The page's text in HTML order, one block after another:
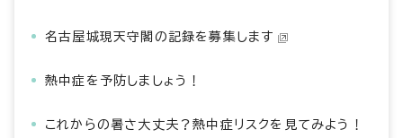
名古屋城現天守閣の記録を募集します
熱中症を予防しましょう！
これからの暑さ大丈夫？熱中症リスクを見てみよう！